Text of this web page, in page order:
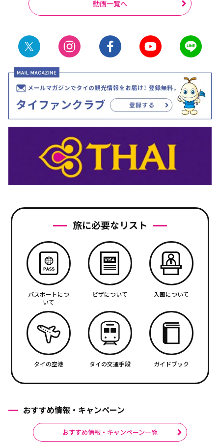
動画一覧へ
旅に必要なリスト
パスポートにつ
いて
ビザについて 入国について
タイの空港 タイの交通手段 ガイドブック
おすすめ情報・キャンペーン
おすすめ情報・キャンペーン一覧